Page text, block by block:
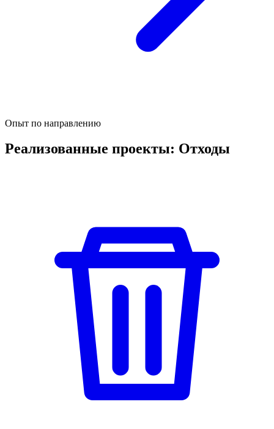
Опыт по направлению
Реализованные проекты: Отходы